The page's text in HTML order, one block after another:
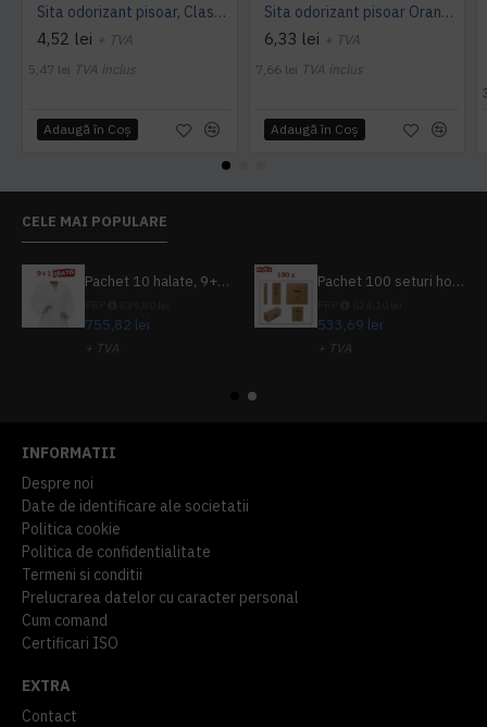
Sita odorizant pisoar, Classic Blue
4,52 lei + TVA
5,47 lei TVA inclus
Adaugă în Coş
Sita odorizant pisoar Orange, Wave - Calitate Excelenta
6,33 lei + TVA
7,66 lei TVA inclus
Adaugă în Coş
CELE MAI POPULARE
Pachet 10 halate, 9+1 gratuit
755,82 lei
+ TVA
Pachet 100 seturi hoteliere, set dentar, set barbierit, casca de dus, pila unghii, set cusut
533,69 lei
+ TVA
INFORMATII
Despre noi
Date de identificare ale societatii
Politica cookie
Politica de confidentialitate
Termeni si conditii
Prelucrarea datelor cu caracter personal
Cum comand
Certificari ISO
EXTRA
Contact